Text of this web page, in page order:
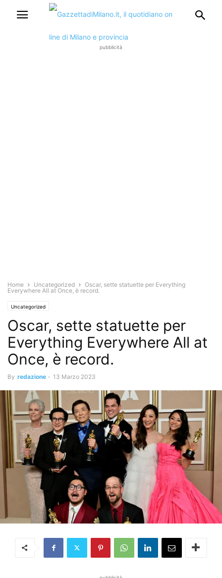
pubblicità
Home Uncategorized
Oscar, sette statuette per Everything
Everywhere All at Once, è record.
Uncategorized
Oscar, sette statuette per
Everything Everywhere All at
Once, è record.
By redazione - 13 Marzo 2023